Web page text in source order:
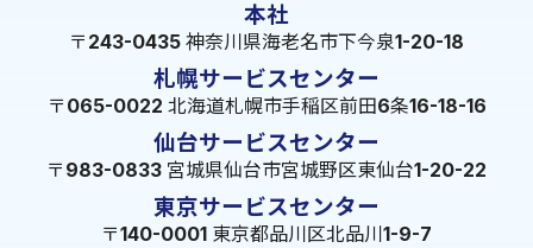
本社
〒243-0435 神奈川県海老名市下今泉1-20-18
札幌サービスセンター
〒065-0022 北海道札幌市手稲区前田6条16-18-16
仙台サービスセンター
〒983-0833 宮城県仙台市宮城野区東仙台1-20-22
東京サービスセンター
〒140-0001 東京都品川区北品川1-9-7